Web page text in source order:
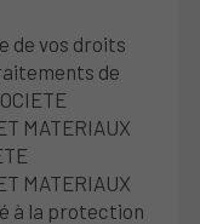
de vos droits
de
MATERIAUX
MATERIAUX
à la protection